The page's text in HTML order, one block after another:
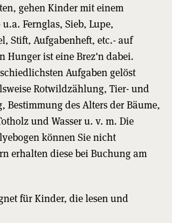
gehen Kinder mit einem
Fernglas, Sieb, Lupe,
Stift, Aufgabenheft, etc.- auf
Hunger ist eine Brez'n dabei.
Aufgaben gelöst
Rotwildzählung, Tier- und
Bestimmung des Alters der Bäume,
und Wasser u. v. m. Die
können Sie nicht
erhalten diese bei Buchung am
für Kinder, die lesen und